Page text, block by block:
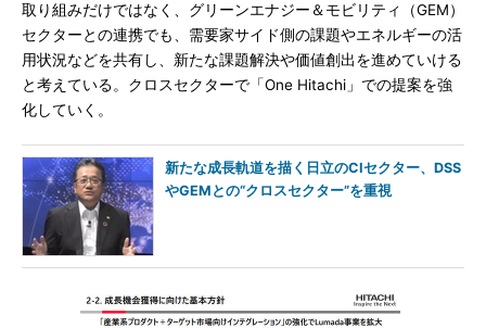
取り組みだけではなく、グリーンエナジー＆モビリティ（GEM）
セクターとの連携でも、需要家サイド側の課題やエネルギーの活
用状況などを共有し、新たな課題解決や価値創出を進めていける
と考えている。クロスセクターで「One Hitachi」での提案を強
化していく。
新たな成長軌道を描く日立のCIセクター、DSS
やGEMとの“クロスセクター”を重視